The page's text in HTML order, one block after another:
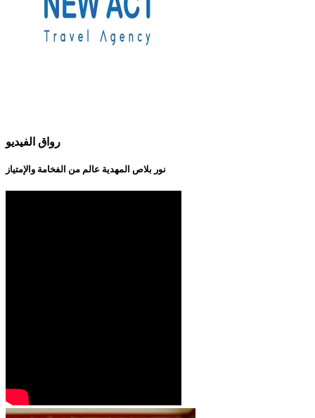
رواق الفيديو
نور بلاص المهدية عالم من الفخامة والإمتياز